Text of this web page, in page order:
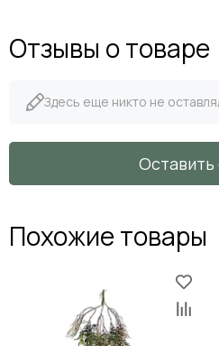
Отзывы о товаре
Здесь еще никто не
Оставить
Похожие товары